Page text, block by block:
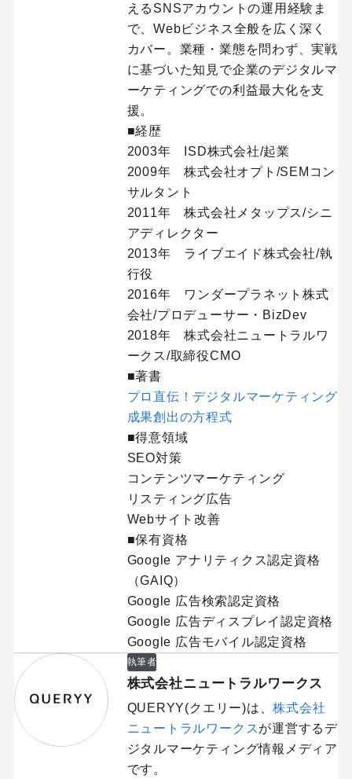
えるSNSアカウントの運用経験ま
で、Webビジネス全般を広く深く
カバー。業種・業態を問わず、実戦
に基づいた知見で企業のデジタルマ
ーケティングでの利益最大化を支
援。
■経歴
2003年 ISD株式会社/起業
2009年 株式会社オプト/SEMコン
サルタント
2011年 株式会社メタップス/シニ
アディレクター
2013年 ライブエイド株式会社/執
行役
2016年 ワンダープラネット株式
会社/プロデューサー・BizDev
2018年 株式会社ニュートラルワ
ークス/取締役CMO
■著書
プロ直伝！デジタルマーケティング
成果創出の方程式
■得意領域
SEO対策
コンテンツマーケティング
リスティング広告
Webサイト改善
■保有資格
Google アナリティクス認定資格
（GAIQ）
Google 広告検索認定資格
Google 広告ディスプレイ認定資格
Google 広告モバイル認定資格
執筆者
株式会社ニュートラルワークス
QUERYY(クエリー)は、株式会社
ニュートラルワークスが運営するデ
ジタルマーケティング情報メディア
です。